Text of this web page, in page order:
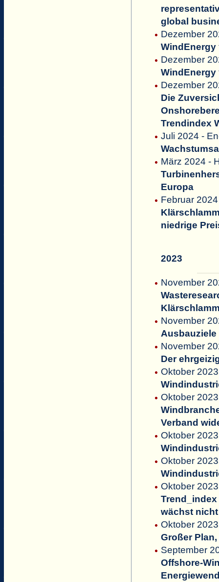
global
Dezember
WindEnergy
Dezember
WindEnergy
Dezember
Die
Trendindex
Juli 2024 -
März 2024 -
Europa
Februar
niedrige
2023
November
November
November
Der
Oktober
Oktober
Verband
Oktober
Oktober
Oktober
wächst
Oktober
Großer
September
Offshore-